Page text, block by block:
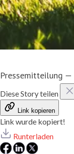
Pressemitteilung —
Diese Story teilen
Link kopieren
Link wurde kopiert!
Runterladen